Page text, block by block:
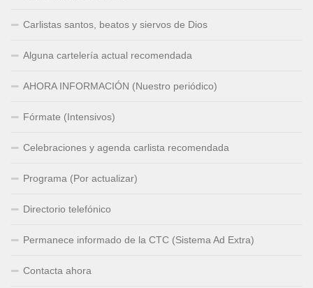
Carlistas santos, beatos y siervos de Dios
Alguna cartelería actual recomendada
AHORA INFORMACIÓN (Nuestro periódico)
Fórmate (Intensivos)
Celebraciones y agenda carlista recomendada
Programa (Por actualizar)
Directorio telefónico
Permanece informado de la CTC (Sistema Ad Extra)
Contacta ahora